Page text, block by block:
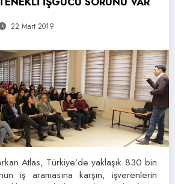
22 Mart 2019
Atlas, Türkiye’de yaklaşık 830 bin
iş aramasına karşın, işverenlerin